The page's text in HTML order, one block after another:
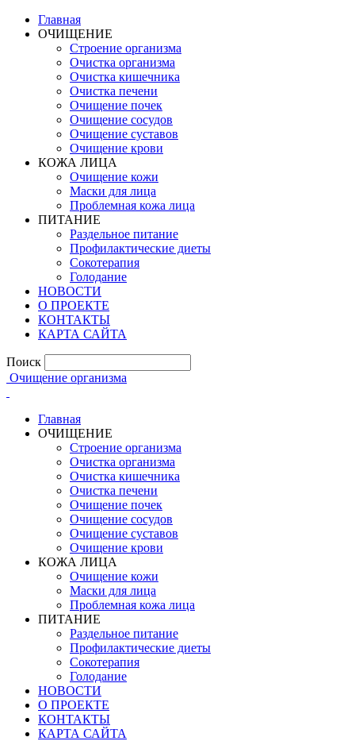
Главная
ОЧИЩЕНИЕ
Строение организма
Очистка организма
Очистка кишечника
Очистка печени
Очищение почек
Очищение сосудов
Очищение суставов
Очищение крови
КОЖА ЛИЦА
Очищение кожи
Маски для лица
Проблемная кожа лица
ПИТАНИЕ
Раздельное питание
Профилактические диеты
Сокотерапия
Голодание
НОВОСТИ
О ПРОЕКТЕ
КОНТАКТЫ
КАРТА САЙТА
Поиск
Очищение организма
Главная
ОЧИЩЕНИЕ
Строение организма
Очистка организма
Очистка кишечника
Очистка печени
Очищение почек
Очищение сосудов
Очищение суставов
Очищение крови
КОЖА ЛИЦА
Очищение кожи
Маски для лица
Проблемная кожа лица
ПИТАНИЕ
Раздельное питание
Профилактические диеты
Сокотерапия
Голодание
НОВОСТИ
О ПРОЕКТЕ
КОНТАКТЫ
КАРТА САЙТА